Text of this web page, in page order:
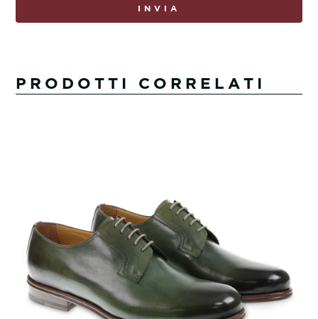
INVIA
PRODOTTI CORRELATI